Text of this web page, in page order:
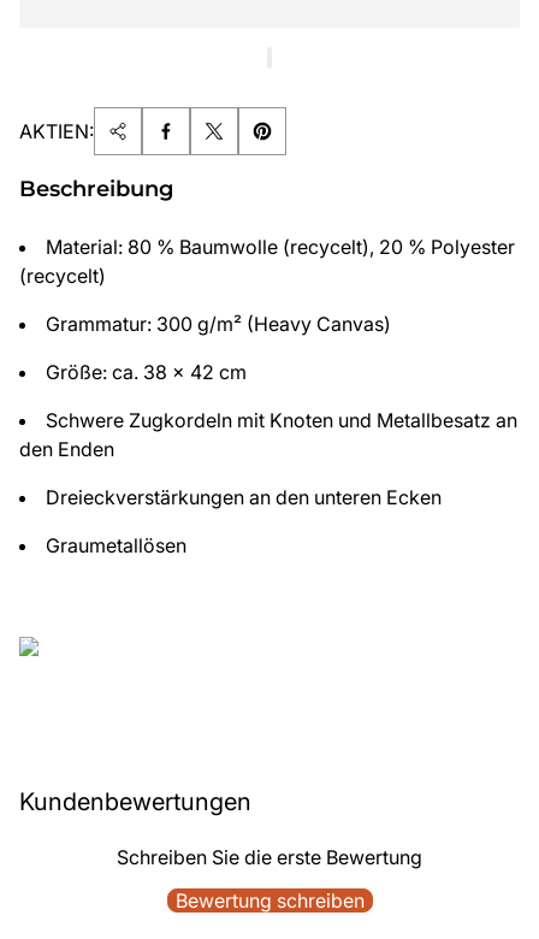
AKTIEN:
Beschreibung
Material: 80 % Baumwolle (recycelt), 20 % Polyester
(recycelt)
Grammatur: 300 g/m² (Heavy Canvas)
Größe: ca. 38 x 42 cm
Schwere Zugkordeln mit Knoten und Metallbesatz an
den Enden
Dreieckverstärkungen an den unteren Ecken
Graumetallösen
Kundenbewertungen
Schreiben Sie die erste Bewertung
Bewertung schreiben